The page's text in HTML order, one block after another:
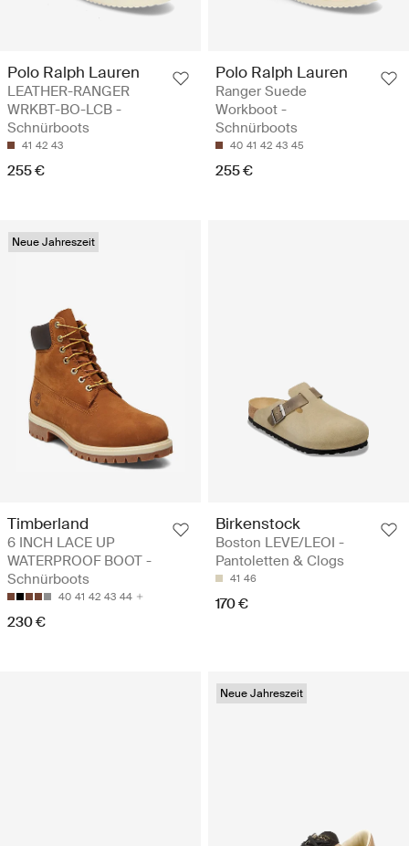
Polo Ralph Lauren
LEATHER-RANGER
WRKBT-BO-LCB -
Schnürboots
41 42 43
255 €
Polo Ralph Lauren
Ranger Suede
Workboot -
Schnürboots
40 41 42 43 45
255 €
Neue Jahreszeit
Timberland
6 INCH LACE UP
WATERPROOF BOOT -
Schnürboots
40 41 42 43 44
230 €
Birkenstock
Boston LEVE/LEOI -
Pantoletten & Clogs
41 46
170 €
Neue Jahreszeit